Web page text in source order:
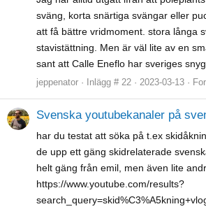
sväng, korta snärtiga svängar eller
att få bättre vridmoment. stora långa
stavistättning. Men är väl lite av en
sant att Calle Eneflo har sveriges
jeppenator Inlägg # 22 2023-03-13
Svenska youtubekanaler på
har du testat att söka på t.ex
de upp ett gäng skidrelaterade
helt gäng från emil, men även lite
https://www.youtube.com/results?